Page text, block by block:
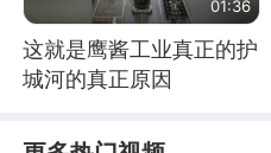
01:36
这就是鹰酱工业真正的护
城河的真正原因